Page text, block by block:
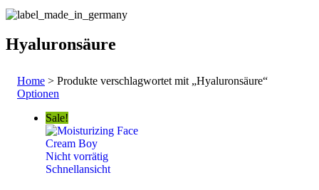
Hyaluronsäure
Home > Produkte verschlagwortet mit „Hyaluronsäure“
Optionen
Sale!
Nicht vorrätig
Schnellansicht